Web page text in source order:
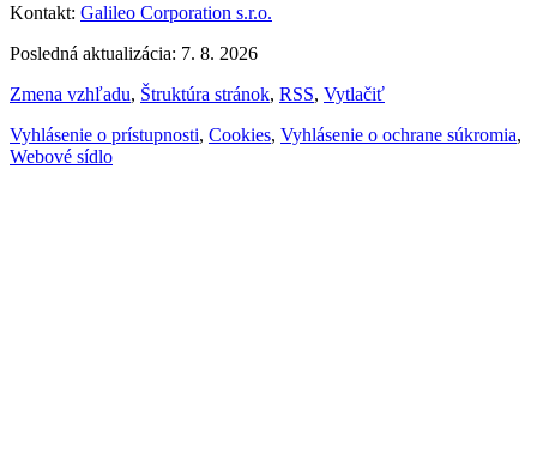
Kontakt: Galileo Corporation s.r.o.
Posledná aktualizácia: 7. 8. 2026
Zmena vzhľadu, Štruktúra stránok, RSS, Vytlačiť
Vyhlásenie o prístupnosti, Cookies, Vyhlásenie o ochrane súkromia,
Webové sídlo